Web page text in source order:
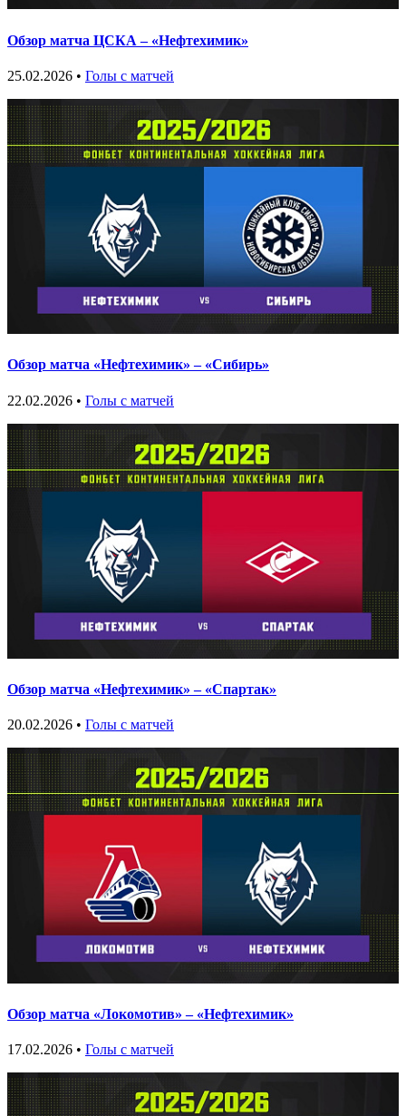
Обзор матча ЦСКА – «Нефтехимик»
25.02.2026 • Голы с матчей
Обзор матча «Нефтехимик» – «Сибирь»
22.02.2026 • Голы с матчей
Обзор матча «Нефтехимик» – «Спартак»
20.02.2026 • Голы с матчей
Обзор матча «Локомотив» – «Нефтехимик»
17.02.2026 • Голы с матчей